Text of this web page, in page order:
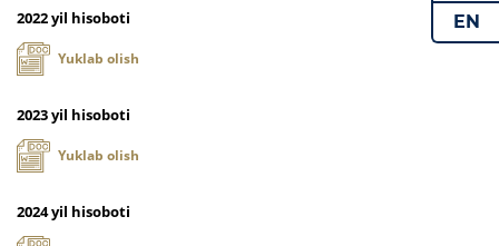
2022 yil hisoboti
Yuklab olish
2023 yil hisoboti
Yuklab olish
2024 yil hisoboti
EN